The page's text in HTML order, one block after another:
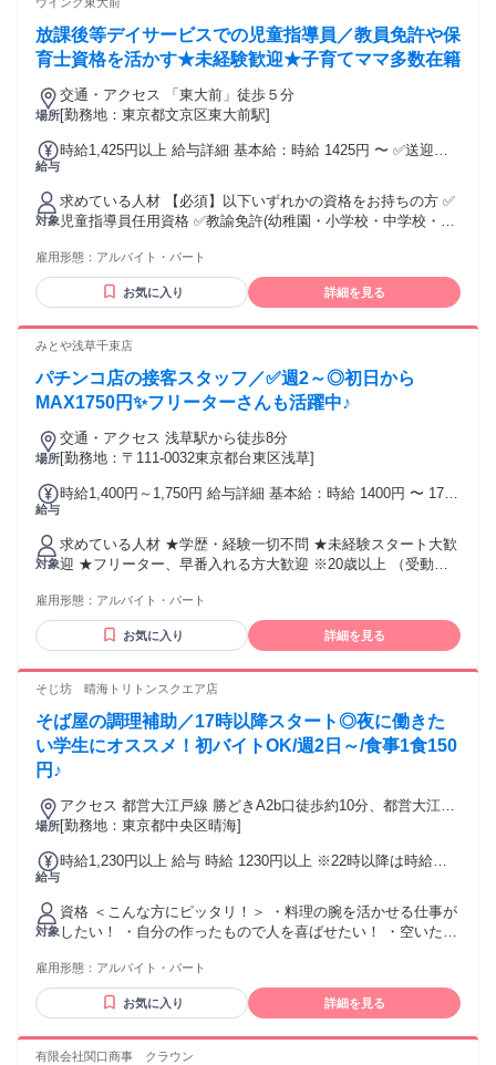
放課後等デイサービスでの児童指導員／教員免許や保
育士資格を活かす★未経験歓迎★子育てママ多数在籍
場所
交通・アクセス 「東大前」徒歩５分
[勤務地：東京都文京区東大前駅]
給与
時給1,425円以上 給与詳細 基本給：時給 1425円 〜 ✅送迎業
研修期間：3か月 試用・研修期間の条件：本採用と同じ ＊経
験・スキルに応じて期間の短縮あり
対象
求めている人材 【必須】以下いずれかの資格をお持ちの方 ✅
児童指導員任用資格 ✅教諭免許(幼稚園・小学校・中学校・高
祉士資格をお持ちの方 ✅大学で社会福祉学・心理学・教育
学・ 社会学を専修する学部・学科を卒業した方 ⭐実務未経験
者歓迎！ ―――――――――――――― こんな方は、ぜひご
る方 ＊家事・育児経験が役立つ仕事をしたい方 ＊児童発達支
験者 「資格は持っているけれど、ずっと専業主婦だった」
「自分の子育てに専念していたので現場経験がない」 という
雇用形態： アルバイト・パート
お気に入り 詳細を見る
みとや浅草千束店
パチンコ店の接客スタッフ／✅週2～◎初日から
MAX1750円✨フリーターさんも活躍中♪
場所
交通・アクセス 浅草駅から徒歩8分
[勤務地：〒111-0032東京都台東区浅草]
給与
時給1,400円～1,750円 給与詳細 基本給：時給 1400円 〜 1750
対象
求めている人材 ★学歴・経験一切不問 ★未経験スタート大歓
迎 ★フリーター、早番入れる方大歓迎 ※20歳以上 （受動喫
で勤務したことがある方 ●飲食店、受付、接客の経験がある
方 ●普段からパチンコで遊ぶ方 ●学校や家庭の予定と両立して
働く方 少しでも気になったら、 ご応募お待ちしております
「元々、週1日でお店に通っていました。 アルバイトに応募し
ルバイト・社員関係なく仲が良く、 雰囲気がとってもいいの
で、第二の家のような存在です！✨ 未経験も初日から高時給
ています。 全くの未経験から始めたので、最初は不安だらけ
でドキドキでしたが、 先輩スタッフが優しく、一から説明し
しっかり取れるシフト希望なので、 子どもの学校行事や、家
の条件と理由：あり（例外事由2号・20歳以上 （受動喫煙防
止法により））
雇用形態： アルバイト・パート
お気に入り 詳細を見る
そじ坊 晴海トリトンスクエア店
そば屋の調理補助／17時以降スタート◎夜に働きた
い学生にオススメ！初バイトOK/週2日～/食事1食150
円♪
場所
アクセス 都営大江戸線 勝どきA2b口徒歩約10分、都営大江戸
線 月島10番口徒歩約11分、東京メトロ有楽町線 月島10番口徒
[勤務地：東京都中央区晴海]
給与
時給1,230円以上 給与 時給 1230円以上 ※22時以降は時給
対象
資格 ＜こんな方にピッタリ！＞ ・料理の腕を活かせる仕事が
したい！ ・自分の作ったもので人を喜ばせたい！ ・空いた時
い！ ・学業と両立できるバイトがしたい！ ・飲食店で働いて
いた経験を活かしたい！ ブランクがある方や飲食店未経験な
ら 仲の良いお友達との応募もOKです！ 気心が知れた仲間が
雇用形態： アルバイト・パート
お気に入り 詳細を見る
有限会社関口商事 クラウン